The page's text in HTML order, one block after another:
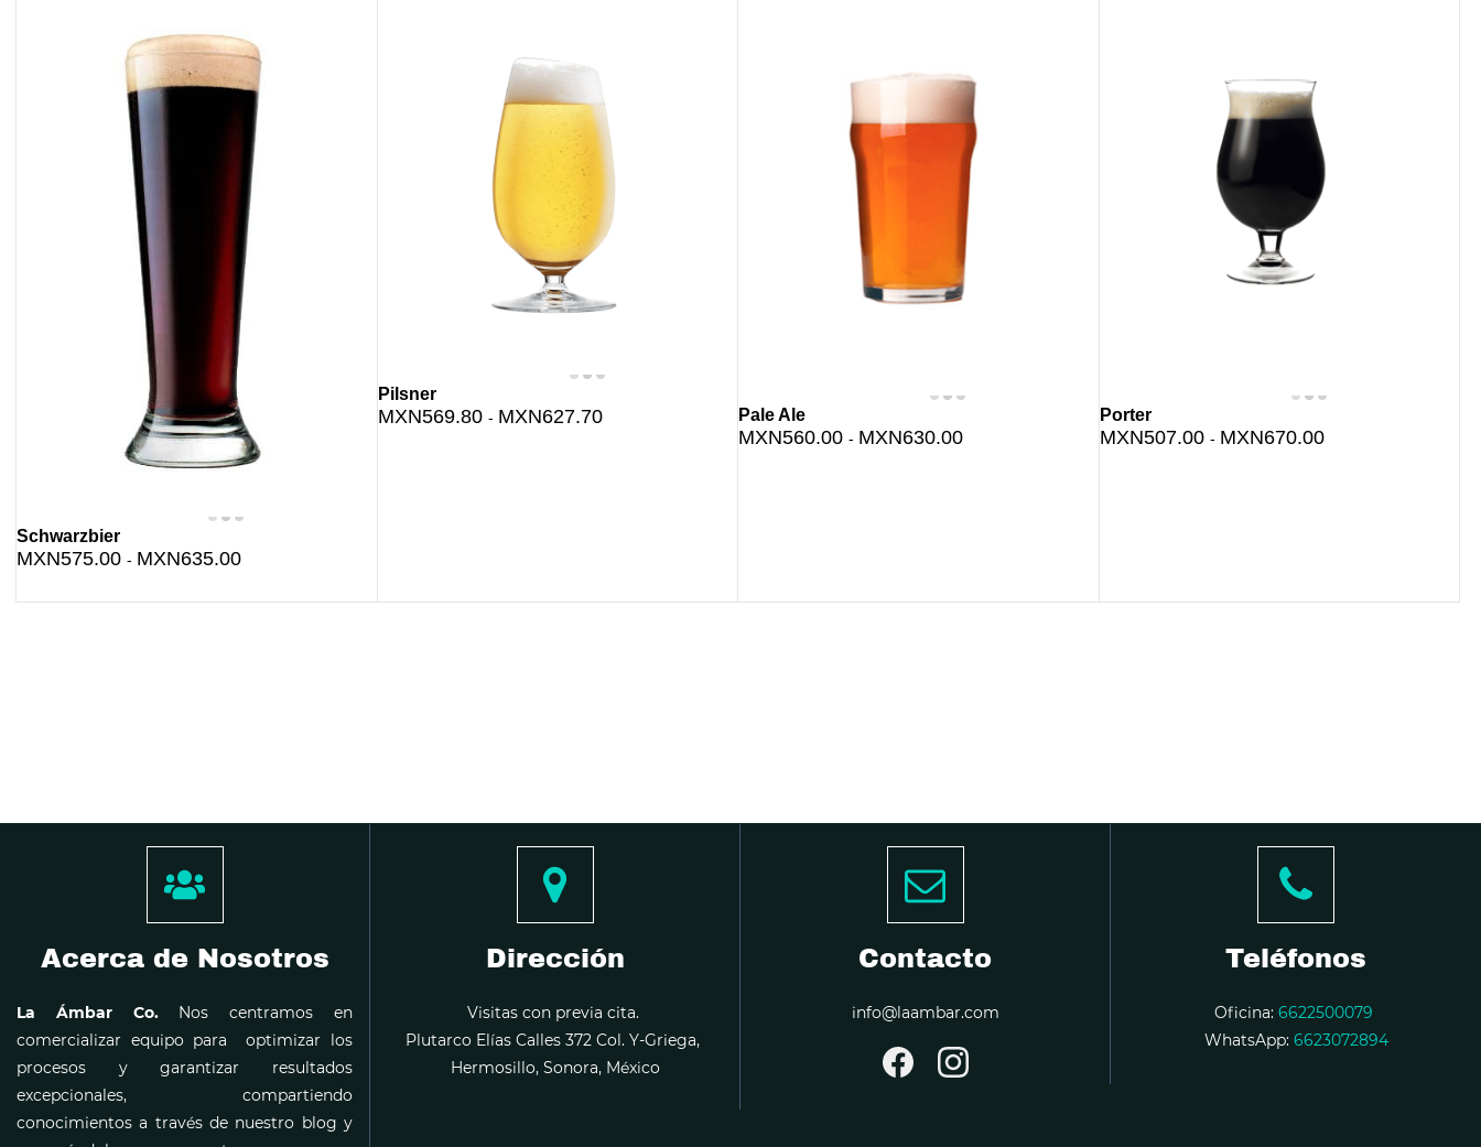
Schwarzbier
MXN575.00- MXN635.00
Pilsner
MXN569.80 - MXN627.70 Pale Ale
MXN560.00- MXN630.00
Porter
MXN507.00 - MXN670.00
Acerca de Nosotros
La Ámbar Co. Nos centramos en
comercializar equipo para optimizar los
procesos y garantizar resultados
excepcionales, compartiendo
conocimientos a través de nuestro blog y
Dirección
Visitas con previa cita.
Plutarco Elías Calles 372 Col. Y-Griega,
Hermosillo, Sonora, México
Contacto
info@laambar.com
Teléfonos
Oficina: 6622500079
WhatsApp: 6623072894